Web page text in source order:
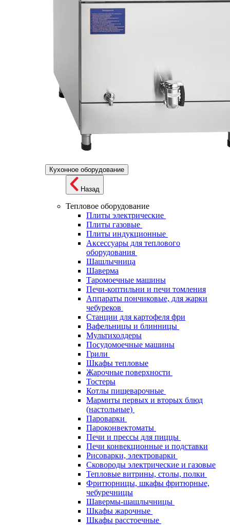
Кухонное оборудование
Назад
Тепловое оборудование
Плиты электрические
Плиты газовые
Плиты индукционные
Аксессуары для теплового
оборудования
Шашлычница
Шаверма
Таромоечные машины
Печи-коптильни и печи томления
Аппараты пончиковые, для жарки
чебуреков
Станции для картофеля фри
Вафельницы и блинницы
Мультихолдеры
Посудомоечные машины
Грили
Шкафы тепловые
Жарочные поверхности
Тостеры
Котлы пищеварочные
Мармиты первых и вторых блюд
(настольные)
Пароварки
Пароконвектоматы
Печи и прессы для пиццы
Печи конвекционные и подставки
Рисоварки, электроварки
Сковороды электрические и газовые
Тепловые витрины, столы, полки
Фритюрницы, шкафы фритюрные,
чебуречницы
Шавермы-шашлычницы
Шкафы жарочные
Шкафы расстоечные